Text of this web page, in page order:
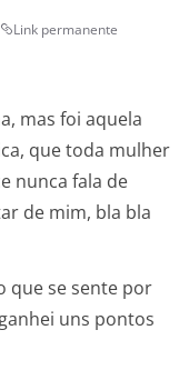
Link permanente
mas foi aquela
que toda mulher
nunca fala de
de mim, bla bla
que se sente por
uns pontos